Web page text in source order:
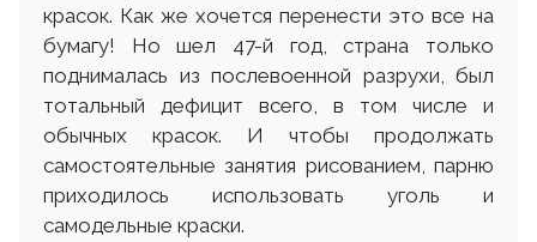
красок. Как же хочется перенести это все на
бумагу! Но шел 47-й год, страна только
поднималась из послевоенной разрухи, был
тотальный дефицит всего, в том числе и
обычных красок. И чтобы продолжать
самостоятельные занятия рисованием, парню
приходилось использовать уголь и
самодельные краски.